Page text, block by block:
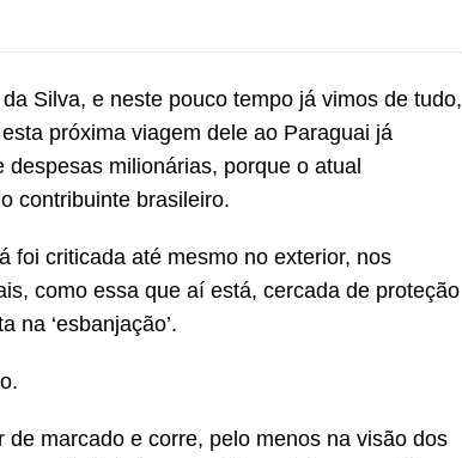
Silva, e neste pouco tempo já vimos de tudo,
próxima viagem dele ao Paraguai já
milionárias, porque o atual
contribuinte brasileiro.
foi criticada até mesmo no exterior, nos
como essa que aí está, cercada de proteção
na ‘esbanjação’.
marcado e corre, pelo menos na visão dos